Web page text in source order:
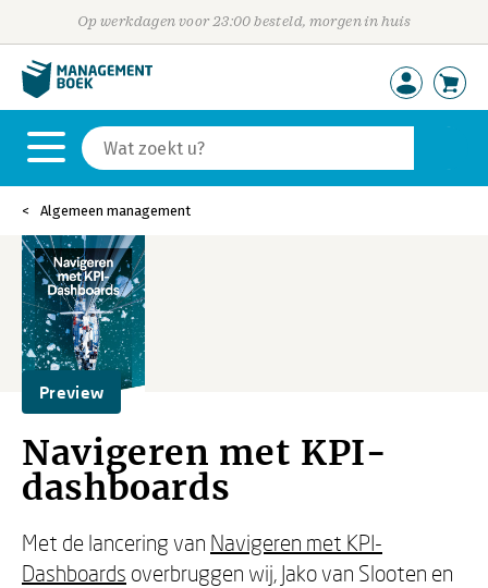
Op werkdagen voor 23:00 besteld, morgen in huis
Algemeen management
Preview
Navigeren met KPI-
dashboards
Met de lancering van Navigeren met KPI-
Dashboards overbruggen wij, Jako van Slooten en